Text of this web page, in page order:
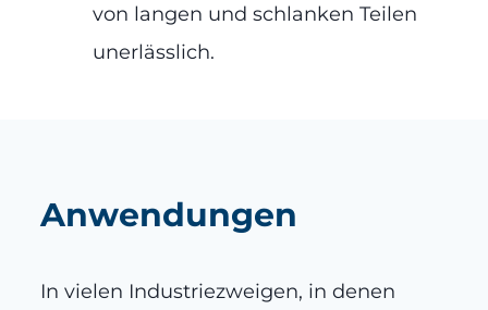
von langen und schlanken Teilen
unerlässlich.
Anwendungen
In vielen Industriezweigen, in denen